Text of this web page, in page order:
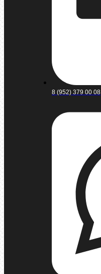
8 (952) 379 00 08